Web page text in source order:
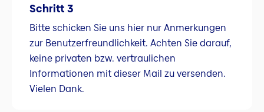
Schritt 3
Bitte schicken Sie uns hier nur Anmerkungen
zur Benutzerfreundlichkeit. Achten Sie darauf,
keine privaten bzw. vertraulichen
Informationen mit dieser Mail zu versenden.
Vielen Dank.